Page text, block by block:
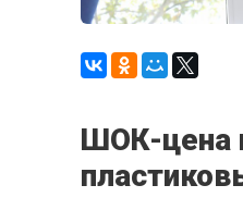
ШОК-цена